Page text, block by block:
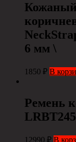
6 мм \
1850 ₽ В
Ремень
12990 ₽ В